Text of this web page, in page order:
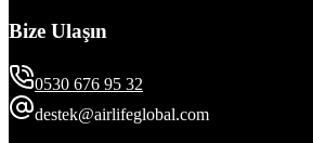
Bize Ulaşın
0530 676 95 32
destek@airlifeglobal.com